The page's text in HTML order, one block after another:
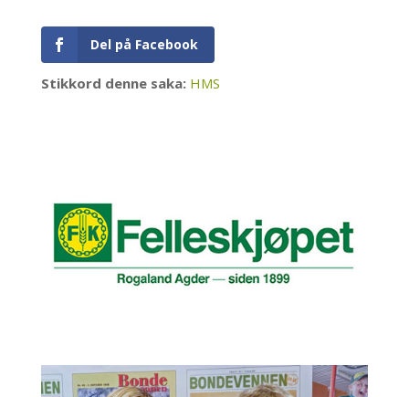
Del på Facebook
Stikkord denne saka: HMS